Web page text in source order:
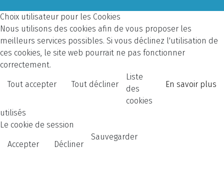
Choix utilisateur pour les Cookies
Nous utilisons des cookies afin de vous proposer les
meilleurs services possibles. Si vous déclinez l'utilisation de
ces cookies, le site web pourrait ne pas fonctionner
correctement.
Tout accepter Tout décliner En savoir plus
Liste
des
cookies
utilisés
Le cookie de session
Accepter Décliner
Sauvegarder